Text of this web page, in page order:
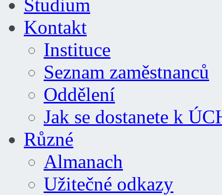
Studium
Kontakt
Instituce
Seznam zaměstnanců
Oddělení
Jak se dostanete k
Různé
Almanach
Užitečné odkazy